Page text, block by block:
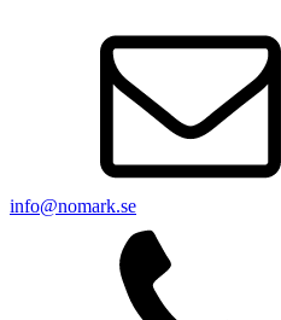
info@nomark.se